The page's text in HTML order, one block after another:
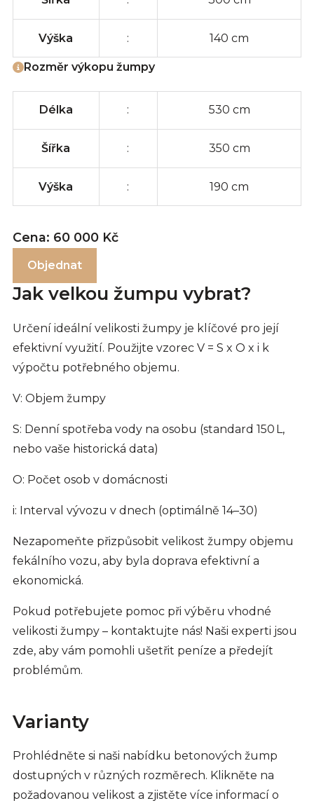
Výška : 140 cm
Rozměr výkopu žumpy
Délka : 530 cm
Šířka : 350 cm
Výška : 190 cm
Cena: 60 000 Kč
Objednat
Jak velkou žumpu vybrat?
Určení ideální velikosti žumpy je klíčové pro její
efektivní využití. Použijte vzorec V = S x O x i k
výpočtu potřebného objemu.
V: Objem žumpy
S: Denní spotřeba vody na osobu (standard 150 L,
nebo vaše historická data)
O: Počet osob v domácnosti
i: Interval vývozu v dnech (optimálně 14–30)
Nezapomeňte přizpůsobit velikost žumpy objemu
fekálního vozu, aby byla doprava efektivní a
ekonomická.
Pokud potřebujete pomoc při výběru vhodné
velikosti žumpy – kontaktujte nás! Naši experti jsou
zde, aby vám pomohli ušetřit peníze a předejít
problémům.
Varianty
Prohlédněte si naši nabídku betonových žump
dostupných v různých rozměrech. Klikněte na
požadovanou velikost a zjistěte více informací o